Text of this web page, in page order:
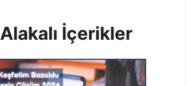
Alakalı İçerikler